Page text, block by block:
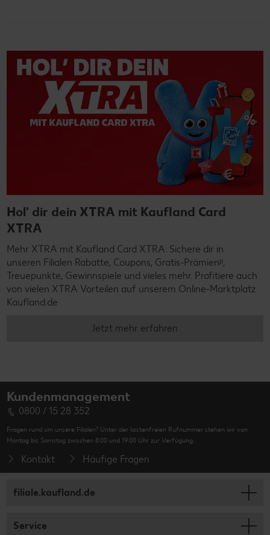
Hol' dir dein XTRA mit Kaufland Card
XTRA
Mehr XTRA mit Kaufland Card XTRA: Sichere dir in
unseren Filialen Rabatte, Coupons, Gratis-Prämienᵖ,
Treuepunkte, Gewinnspiele und vieles mehr. Profitiere auch
von vielen XTRA Vorteilen auf unserem Online-Marktplatz
Kaufland.de
Jetzt mehr erfahren
Kundenmanagement
0800 / 15 28 352
Fragen rund um unsere Filialen? Unter der kostenfreien Rufnummer stehen wir von
Montag bis Samstag zwischen 8:00 und 19:00 Uhr zur Verfügung.
Kontakt Häufige Fragen
filiale.kaufland.de
Service